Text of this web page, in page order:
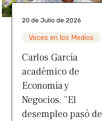
20 de Julio de 2026
Voces en los Medios
Carlos García
académico de
Economía y
Negocios: “El
desempleo pasó de